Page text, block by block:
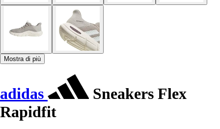
Mostra di più
adidas
Sneakers Flex
Rapidfit